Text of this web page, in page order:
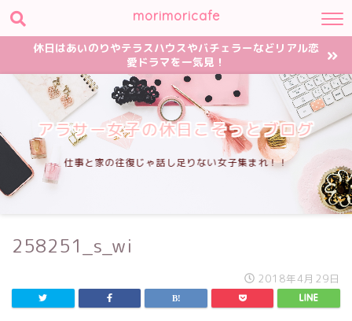
morimoricafe
休日はあいのりやテラスハウスやバチェラーなどリアル恋
愛ドラマを一気見！
アラサー女子の休日こそっとブログ
仕事と家の往復じゃ話し足りない女子集まれ！！
258251_s_wi
2018年4月29日